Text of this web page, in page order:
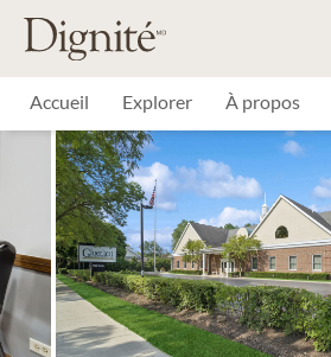
Accueil Explorer À propos